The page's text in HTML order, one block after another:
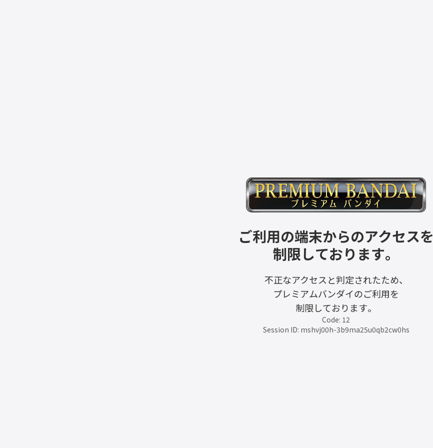
ご利用の端末からのアクセスを
制限しております。
不正なアクセスと判定されたため、
プレミアムバンダイのご利用を
制限しております。
Code: 12
Session ID: mshvj00h-3b9ma25u0qb2cw0hs